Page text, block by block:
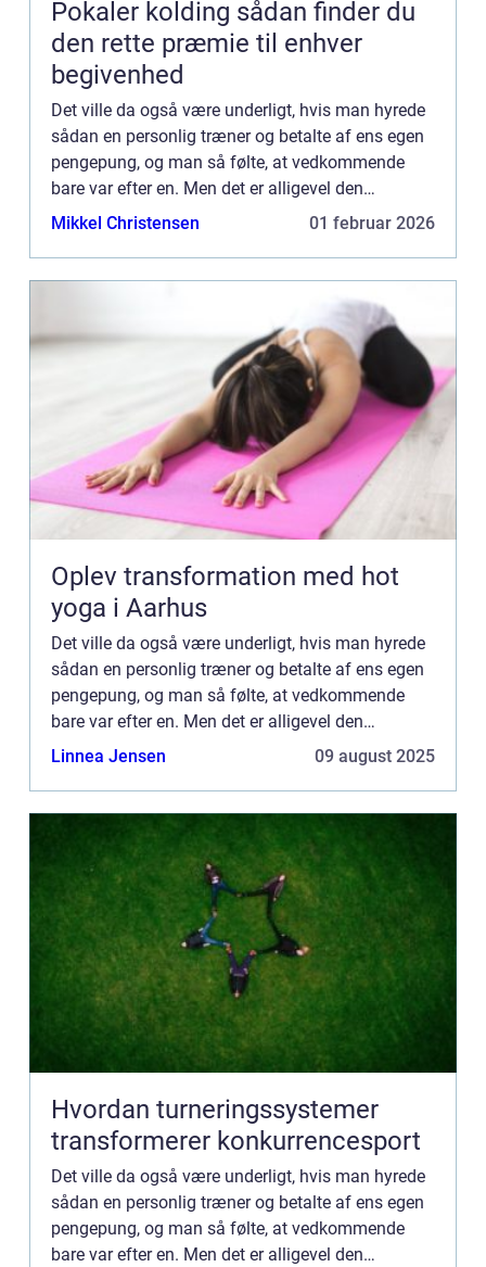
Pokaler kolding sådan finder du
den rette præmie til enhver
begivenhed
Det ville da også være underligt, hvis man hyrede
sådan en personlig træner og betalte af ens egen
pengepung, og man så følte, at vedkommende
bare var efter en. Men det er alligevel den
opfattelse, som flere og flere mennesker har, fordi
Mikkel Christensen 01 februar 2026
Oplev transformation med hot
yoga i Aarhus
Det ville da også være underligt, hvis man hyrede
sådan en personlig træner og betalte af ens egen
pengepung, og man så følte, at vedkommende
bare var efter en. Men det er alligevel den
opfattelse, som flere og flere mennesker har, fordi
Linnea Jensen 09 august 2025
Hvordan turneringssystemer
transformerer konkurrencesport
Det ville da også være underligt, hvis man hyrede
sådan en personlig træner og betalte af ens egen
pengepung, og man så følte, at vedkommende
bare var efter en. Men det er alligevel den